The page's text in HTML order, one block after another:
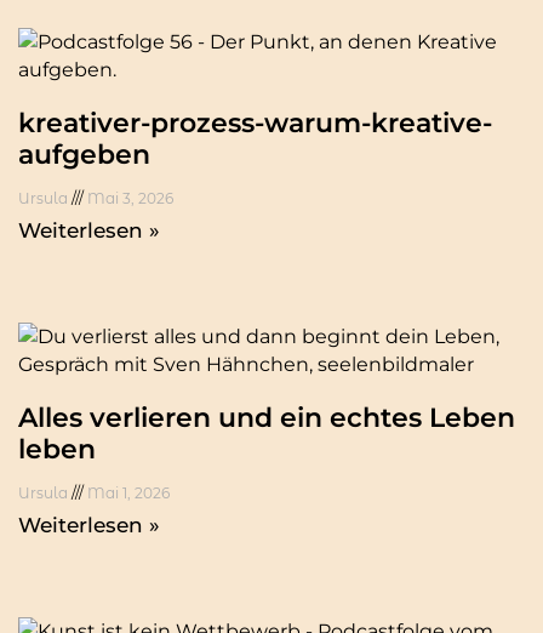
kreativer-prozess-warum-kreative-
aufgeben
Ursula Mai 3, 2026
Weiterlesen »
Alles verlieren und ein echtes Leben
leben
Ursula Mai 1, 2026
Weiterlesen »